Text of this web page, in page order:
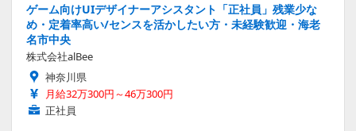
ゲーム向けUIデザイナーアシスタント「正社員」残業少な
め・定着率高い/センスを活かしたい方・未経験歓迎・海老
名市中央
株式会社alBee
神奈川県
月給32万300円～46万300円
正社員